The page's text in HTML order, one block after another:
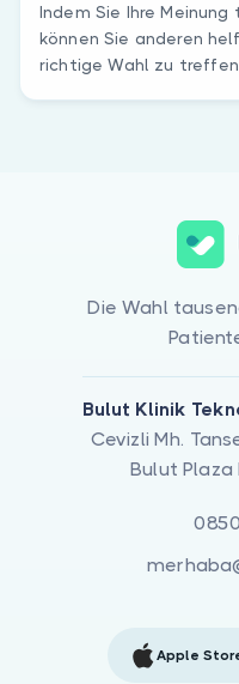
Indem Sie Ihre Meinung
können Sie anderen
richtige Wahl zu treffen.
Die Wahl
Bulut Klinik
Cevizli Mh.
Bulut
Apple